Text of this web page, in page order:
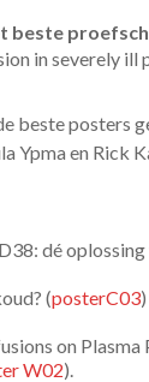
beste
in severely ill
beste posters
Ypma en Rick
dé
(posterC03)
on
W02).